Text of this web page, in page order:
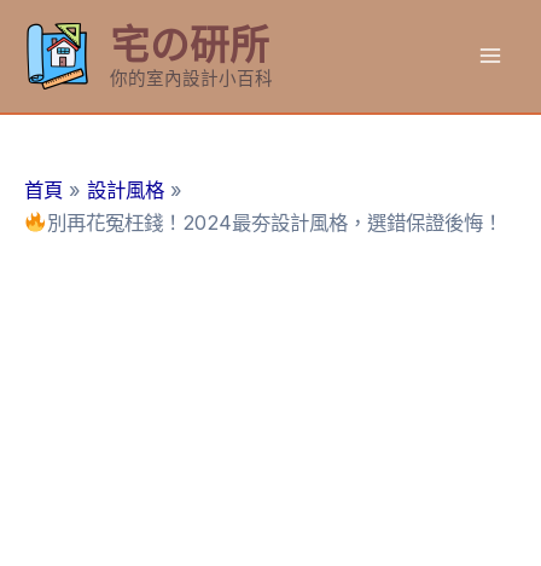
要
宅の研所
你的室內設計小百科
首頁
設計風格
別再花冤枉錢！2024最夯設計風格，選錯保證後悔！